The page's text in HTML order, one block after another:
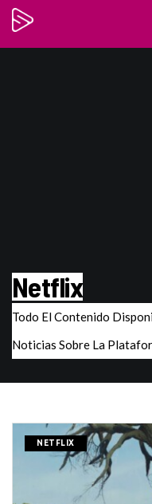
Netflix
Todo El Contenido
Noticias Sobre La
NETFLIX